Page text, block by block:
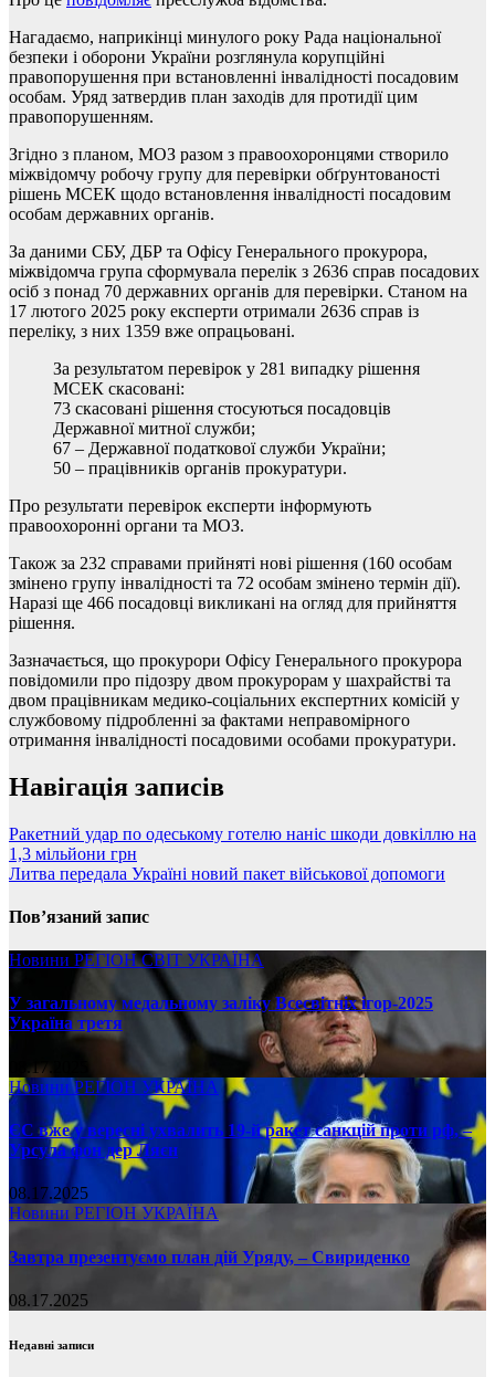
Нагадаємо, наприкінці минулого року Рада національної
безпеки і оборони України розглянула корупційні
правопорушення при встановленні інвалідності посадовим
особам. Уряд затвердив план заходів для протидії цим
правопорушенням.
Згідно з планом, МОЗ разом з правоохоронцями створило
міжвідомчу робочу групу для перевірки обґрунтованості
рішень МСЕК щодо встановлення інвалідності посадовим
особам державних органів.
За даними СБУ, ДБР та Офісу Генерального прокурора,
міжвідомча група сформувала перелік з 2636 справ посадових
осіб з понад 70 державних органів для перевірки. Станом на
17 лютого 2025 року експерти отримали 2636 справ із
переліку, з них 1359 вже опрацьовані.
За результатом перевірок у 281 випадку рішення
МСЕК скасовані:
73 скасовані рішення стосуються посадовців
Державної митної служби;
67 – Державної податкової служби України;
50 – працівників органів прокуратури.
Про результати перевірок експерти інформують
правоохоронні органи та МОЗ.
Також за 232 справами прийняті нові рішення (160 особам
змінено групу інвалідності та 72 особам змінено термін дії).
Наразі ще 466 посадовці викликані на огляд для прийняття
рішення.
Зазначається, що прокурори Офісу Генерального прокурора
повідомили про підозру двом прокурорам у шахрайстві та
двом працівникам медико-соціальних експертних комісій у
службовому підробленні за фактами неправомірного
отримання інвалідності посадовими особами прокуратури.
Навігація записів
Ракетний удар по одеському готелю наніс шкоди довкіллю на
1,3 мільйони грн
Литва передала Україні новий пакет військової допомоги
Пов’язаний запис
Новини РЕГІОНСВІТ УКРАЇНА
У загальному медальному заліку Всесвітніх ігор-2025
Україна третя
08.17.2025
НовиниРЕГІОН УКРАЇНА
ЄС вже у вересні ухвалить 19-й ракет санкцій проти рф, –
Урсула фон дер Ляєн
08.17.2025
Новини РЕГІОН УКРАЇНА
Завтра презентуємо план дій Уряду, – Свириденко
08.17.2025
Недавні записи